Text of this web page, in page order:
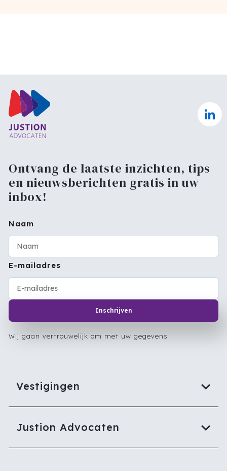
Vestigingen
Justion Advocaten
Ontvang de laatste inzichten, tips
en nieuwsberichten gratis in uw
inbox!
Naam
E-mailadres
Inschrijven
Wij gaan vertrouwelijk om met uw gegevens